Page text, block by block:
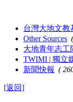
台灣大地文教
Other Sources
大地青年志工
TWIMI | 獨立
新聞快報 (
[返回]